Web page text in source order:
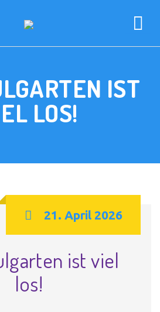
IST
LOS!
21. April 2026
ist viel
los!